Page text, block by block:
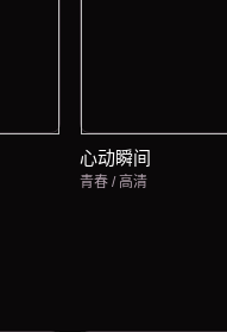
心动瞬间
青春 / 高清